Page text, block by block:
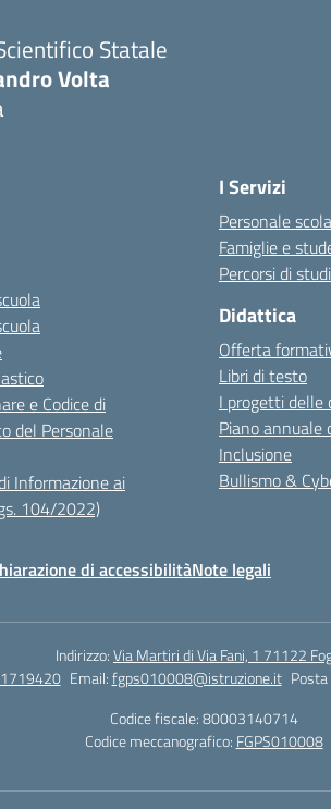
Statale
Volta
e Codice di
del Personale
Informazione ai
104/2022)
I Servizi
Personale
Famiglie e
Percorsi di
Didattica
Offerta
Libri di testo
I progetti delle
Piano
Inclusione
Bullismo &
di accessibilitàNote legali
Indirizzo:Via Martiri di Via Fani, 1 71122
Email:fgps010008@istruzione.it
Codice fiscale: 80003140714
Codice meccanografico: FGPS010008